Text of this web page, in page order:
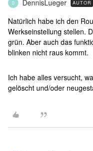
D DennisLueger AUTOR
Natürlich habe ich den
Werkseinstellung stellen.
grün. Aber auch das
blinken nicht raus kommt.
Ich habe alles versucht,
gelöscht und/oder